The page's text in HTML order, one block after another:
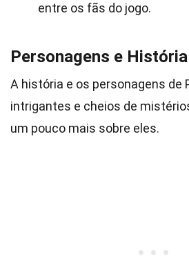
entre os fãs do jogo.
Personagens e História
A história e os personagens de
intrigantes e cheios de
um pouco mais sobre eles.